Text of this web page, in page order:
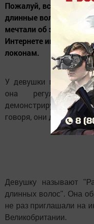
Пожалуй, все девочки
длинные волосы и
мечтали об этом?
Интернете именно
локонам.
У девушки множество
она регулярно
демонстрирующие
говоря, они длиннее
Девушку называют
длинных волос". Она
не раз приглашали на
Великобритании.